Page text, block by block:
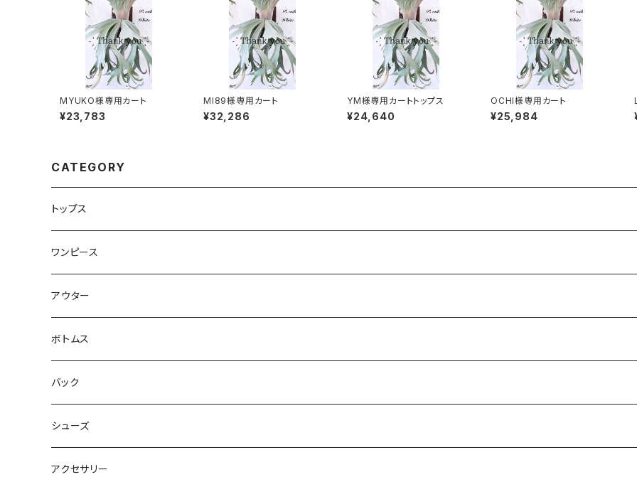
MYUKO様専用カート
¥23,783
MI89様専用カート
¥32,286
YM様専用カートトップス
¥24,640
OCHI様専用カート
¥25,984
CATEGORY
トップス
Tシャツ・カットソー
キャミソール・タンクトップ
シャツ・ブラウス
パーカー・トレーナー
裏起毛
サマーニット
その他
ワンピース
ミニ
ヒザ丈
マキシ丈
オールインワン
セットアップ
アウター
ジャケット
中綿
ブルゾン
カーデ・ベスト
ベスト
その他
ボトムス
スカート
フレアー
プリーツ
パンツ
スウェット
デニム
バック
ショルダー
クラッチ
シューズ
ブーツ
アクセサリー